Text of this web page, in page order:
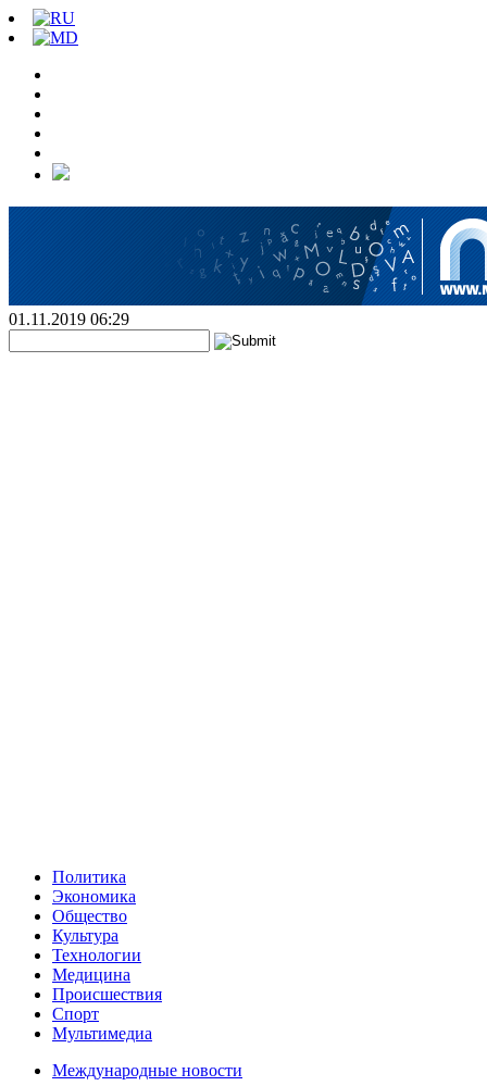
01.11.2019 06:29
Политика
Экономика
Общество
Культура
Технологии
Медицина
Происшествия
Спорт
Мультимедиа
Международные новости